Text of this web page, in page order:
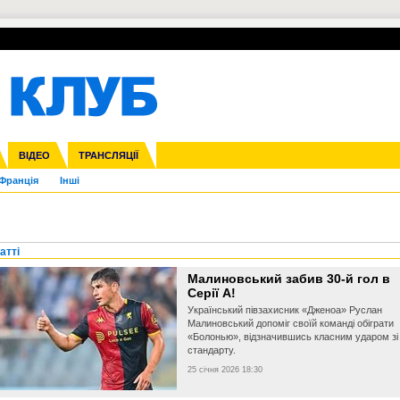
ВІДЕО ТРАНСЛЯЦІЇ
ліга Кубок України Молодіжка
Ліга націй Ліга конференцій
Інші
ЧЄ-2015 (U-21)
УПЛ-ПЕРЕХОДИ
Малиновський забив 30-й гол в
Серії А!
Український півзахисник «Дженоа» Руслан
Малиновський допоміг своїй команді обіграти
«Болонью», відзначившись класним ударом зі
стандарту.
25 січня 2026 18:30